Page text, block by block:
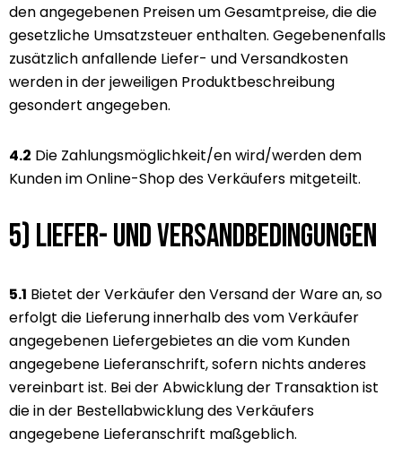
den angegebenen Preisen um Gesamtpreise, die die
gesetzliche Umsatzsteuer enthalten. Gegebenenfalls
zusätzlich anfallende Liefer- und Versandkosten
werden in der jeweiligen Produktbeschreibung
gesondert angegeben.
4.2 Die Zahlungsmöglichkeit/en wird/werden dem
Kunden im Online-Shop des Verkäufers mitgeteilt.
5) Liefer- und Versandbedingungen
5.1 Bietet der Verkäufer den Versand der Ware an, so
erfolgt die Lieferung innerhalb des vom Verkäufer
angegebenen Liefergebietes an die vom Kunden
angegebene Lieferanschrift, sofern nichts anderes
vereinbart ist. Bei der Abwicklung der Transaktion ist
die in der Bestellabwicklung des Verkäufers
angegebene Lieferanschrift maßgeblich.